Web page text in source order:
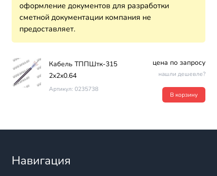
оформление документов для разработки
сметной документации компания не
предоставляет.
Кабель ТППШтк-315
2х2х0.64
Артикул: 0235738
цена по запросу
нашли дешевле?
В корзину
Навигация